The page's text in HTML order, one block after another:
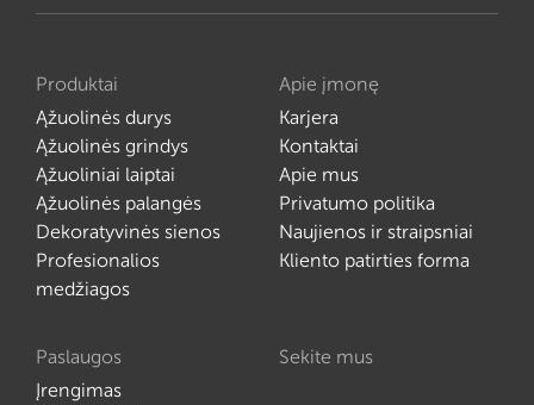
Produktai
Ąžuolinės durys
Ąžuolinės grindys
Ąžuoliniai laiptai
Ąžuolinės palangės
Dekoratyvinės sienos
Profesionalios
medžiagos
Apie įmonę
Karjera
Kontaktai
Apie mus
Privatumo politika
Naujienos ir straipsniai
Kliento patirties forma
Paslaugos
Įrengimas
Sekite mus